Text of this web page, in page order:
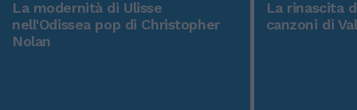
La modernità di Ulisse
nell'Odissea pop di Christopher
Nolan
La rinascita
canzoni di